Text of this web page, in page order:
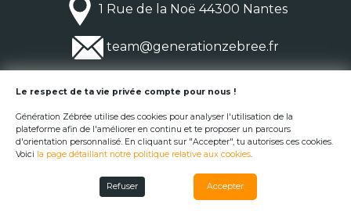
1 Rue de la Noë 44300 Nantes
team@generationzebree.fr
© Génération Zébrée 2026
Le respect de ta vie privée compte pour nous !
Génération Zébrée utilise des cookies pour analyser l'utilisation de la
plateforme afin de l'améliorer en continu et te proposer un parcours
d'orientation personnalisé. En cliquant sur "Accepter", tu autorises ces cookies.
Voici la page détaillant notre politique relative aux cookies.
Refuser Accepter